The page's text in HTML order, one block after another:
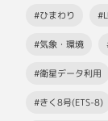
#ひまわり
#気象・環境
#衛星データ利用
#きく8号(ETS-8)